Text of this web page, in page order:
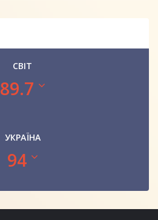
СВІТ
89.7
УКРАЇНА
94